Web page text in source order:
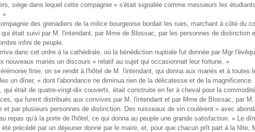
siège dans lequel cette compagnie « s'était signalée comme messieurs les
»
des grenadiers de la milice bourgeoise bordait les rues, marchant à côté du
était suivi par M. l'intendant, par Mme de Blossac, par les personnes de distinction
infini de peuple.
dans cet ordre à la cathédrale, où la bénédiction nuptiale fut donnée par Mgr
nouveaux mariés un discours « relatif au sujet qui occasionnait leur fortune. »
finie, on se rendit à l'hôtel de M. l'intendant, qui donna aux mariés et à toutes
un dîner, « dont l'abondance ne diminua rien de la délicatesse et de la magnificence.
qui était de quatre-vingt-dix couverts, était construite en fer à cheval pour la
qui furent distribués aux convives par M. l'intendant et par Mme de Blossac, par
et par plusieurs personnes de distinction. Des ruisseaux de vin coulèrent « avec
repas qu'à la porte de l'hôtel, ce qui donna au peuple une grande satisfaction. » Le
été précédé par un déjeuner donné par le maire, et, pour que chacun prît part à la fête,